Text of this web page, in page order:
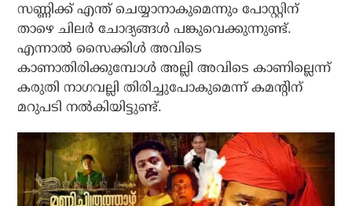
സണ്ണിക്ക് എന്ത് ചെയ്യാനാകുമെന്നും പോസ്റ്റിന്
താഴെ ചിലര്‍ ചോദ്യങ്ങള്‍ പങ്കുവെക്കുന്നുണ്ട്.
എന്നാല്‍ സൈക്കിള്‍ അവിടെ
കാണാതിരിക്കുമ്പോള്‍ അല്ലി അവിടെ കാണില്ലെന്ന്
കരുതി നാഗവല്ലി തിരിച്ചുപോകുമെന്ന് കമന്റിന്
മറുപടി നല്‍കിയിട്ടുണ്ട്.